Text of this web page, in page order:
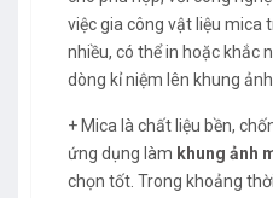
việc gia công vật liệu mica
nhiều, có thể in hoặc khắc
dòng kỉ niệm lên khung ảnh.
+ Mica là chất liệu bền,
ứng dụng làm khung ảnh
chọn tốt. Trong khoảng